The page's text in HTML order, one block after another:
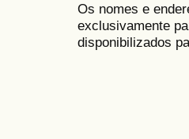
Os nomes e
exclusivamente
disponibilizados